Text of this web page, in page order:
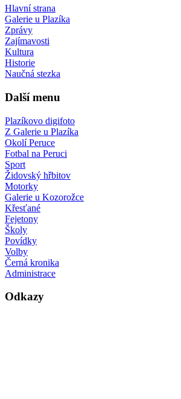
Hlavní strana
Galerie u Plazíka
Zprávy
Zajímavosti
Kultura
Historie
Naučná stezka
Další menu
Plazíkovo digifoto
Z Galerie u Plazíka
Okolí Peruce
Fotbal na Peruci
Sport
Židovský hřbitov
Motorky
Galerie u Kozorožce
Křesťané
Fejetony
Školy
Povídky
Volby
Černá kronika
Administrace
Odkazy